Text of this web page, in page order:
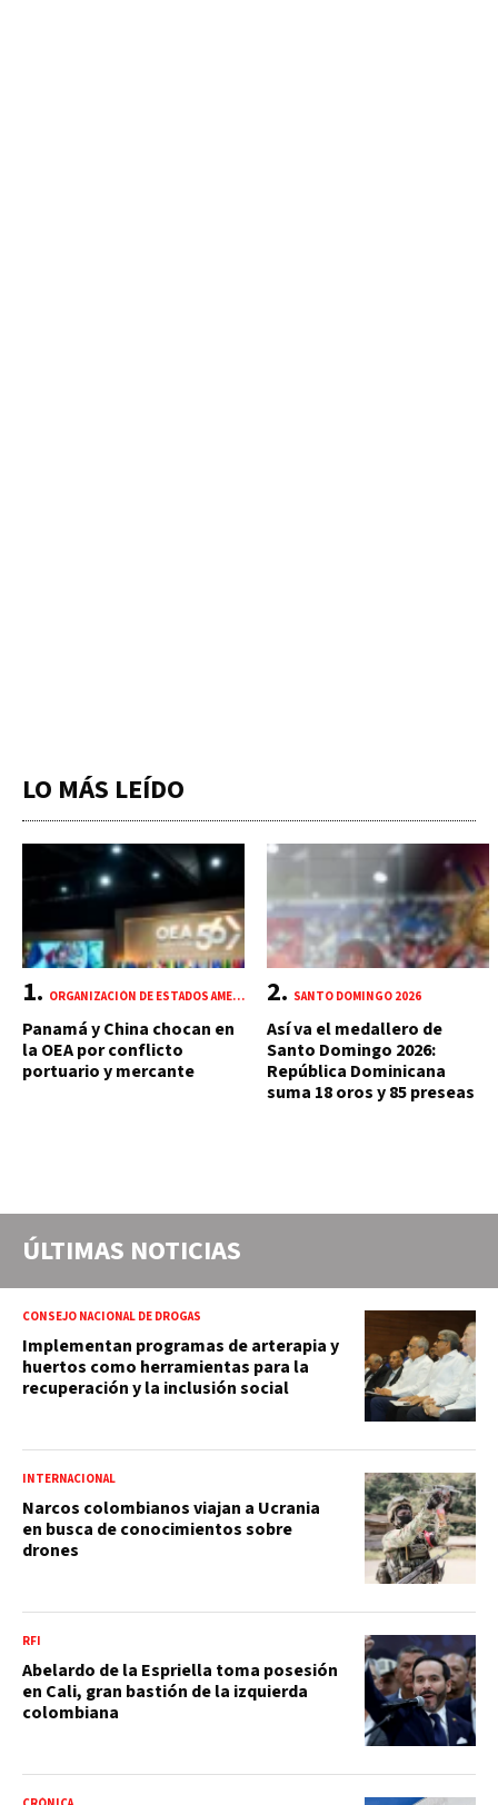
LO MÁS LEÍDO
ORGANIZACIÓN DE ESTADOS AMERICANOS (OEA)
Panamá y China chocan en
la OEA por conflicto
portuario y mercante
SANTO DOMINGO 2026
Así va el medallero de
Santo Domingo 2026:
República Dominicana
suma 18 oros y 85 preseas
ÚLTIMAS NOTICIAS
CONSEJO NACIONAL DE DROGAS
Implementan programas de arterapia y
huertos como herramientas para la
recuperación y la inclusión social
INTERNACIONAL
Narcos colombianos viajan a Ucrania
en busca de conocimientos sobre
drones
RFI
Abelardo de la Espriella toma posesión
en Cali, gran bastión de la izquierda
colombiana